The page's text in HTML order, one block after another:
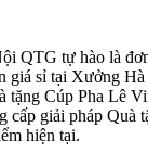
QTG tự hào là
giá sỉ tại Xưởng
tặng Cúp Pha Lê
cấp giải pháp Quà
hiện tại.